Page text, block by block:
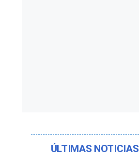
ÚLTIMAS NOTICIAS